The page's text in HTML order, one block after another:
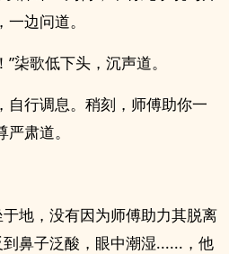
边问道。
柒歌低下头，沉声道。
自行调息。稍刻，师傅助你一
肃道。
地，没有因为师傅助力其脱离
鼻子泛酸，眼中潮湿......，他